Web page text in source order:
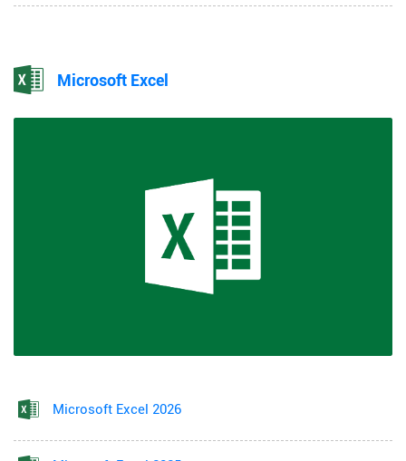
Microsoft Excel
Microsoft Excel 2026